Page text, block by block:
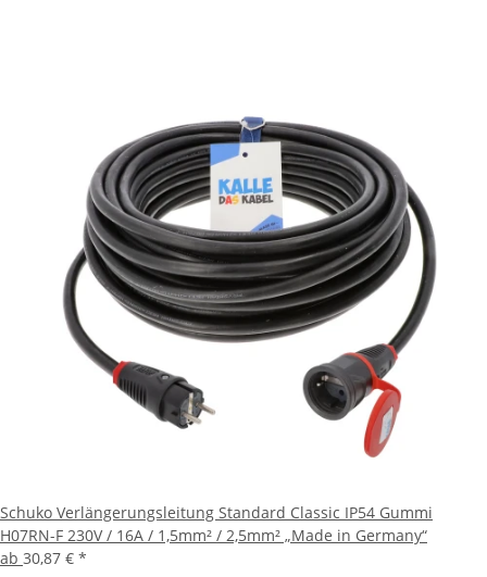
Schuko Verlängerungsleitung Standard Classic IP54 Gummi
H07RN-F 230V / 16A / 1,5mm² / 2,5mm² „Made in Germany“
ab 30,87 € *